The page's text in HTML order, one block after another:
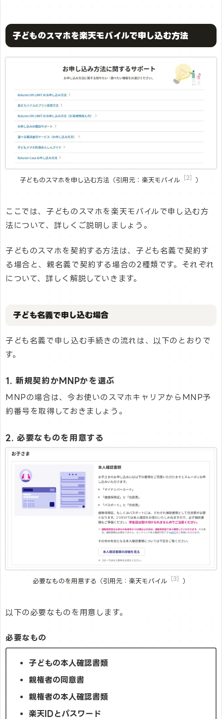
子どものスマホを楽天モバイルで申し込む方法
子どものスマホを申し込む方法（引用元：楽天モバイル ［2］ ）
ここでは、子どものスマホを楽天モバイルで申し込む方
法について、詳しくご説明しましょう。
子どものスマホを契約する方法は、子ども名義で契約す
る場合と、親名義で契約する場合の2種類です。それぞれ
について、詳しく解説していきます。
子ども名義で申し込む場合
子ども名義で申し込む手続きの流れは、以下のとおりで
す。
1. 新規契約かMNPかを選ぶ
MNPの場合は、今お使いのスマホキャリアからMNP予
約番号を取得しておきましょう。
2. 必要なものを用意する
必要なものを用意する（引用元：楽天モバイル ［3］ ）
以下の必要なものを用意します。
必要なもの
子どもの本人確認書類
親権者の同意書
親権者の本人確認書類
楽天IDとパスワード